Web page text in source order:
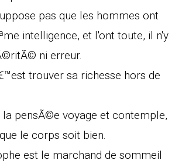
pas que les hommes ont
intelligence, et l'ont toute, il n'y
ni erreur.
trouver sa richesse hors de
la pensÃ©e voyage et contemple,
le corps soit bien.
est le marchand de sommeil